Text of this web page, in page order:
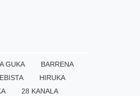
GUKA
BARRENA
HIRUKA
28 KANALA